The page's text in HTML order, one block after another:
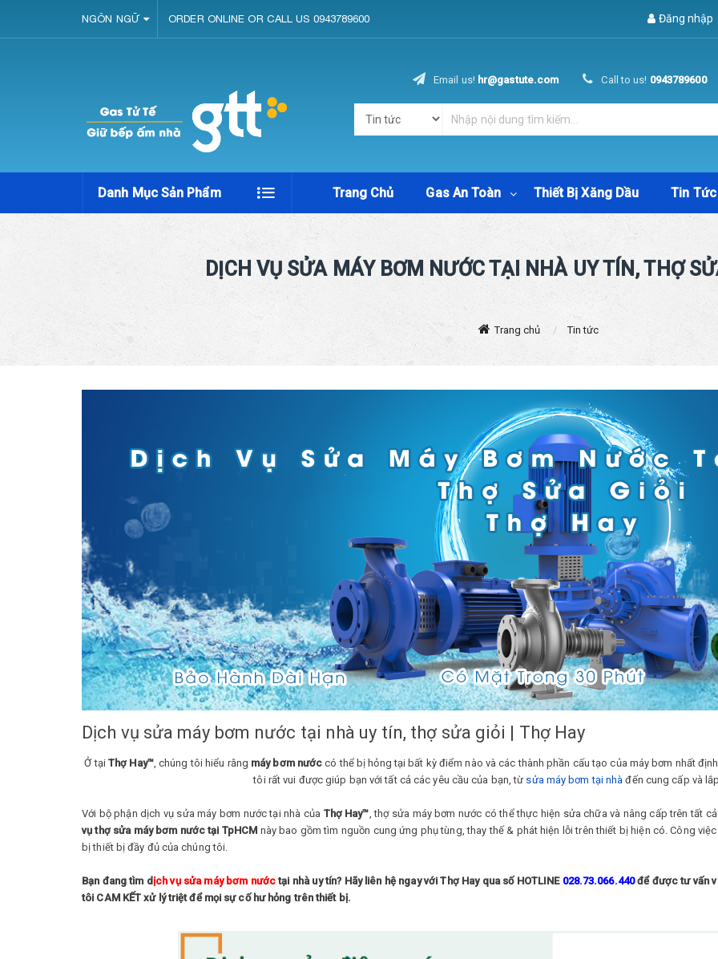
NGÔN NGỮ ORDER ONLINE OR CALL US 0943789600 Đăng nhập
Email us! hr@gastute.com Call to us! 0943789600
Danh Mục Sản Phẩm Trang Chủ Gas An Toàn Thiết Bị Xăng Dầu Tin Tức
DỊCH VỤ SỬA MÁY BƠM NƯỚC TẠI NHÀ UY TÍN, THỢ
Trang chủ Tin tức
Dịch vụ sửa máy bơm nước tại nhà uy tín, thợ sửa giỏi | Thợ Hay
Ở tạiThợ Hay™, chúng tôi hiểu rằng máy bơm nước có thể bị hỏng tại bất kỳ điểm nào và các thành phần cấu tạo của máy bơm nhất
tôi rất vui được giúp bạn với tất cả các yêu cầu của bạn, từ sửa máy bơm tại nhà đến cung cấp và
Với bộ phận dịch vụ sửa máy bơm nước tại nhà của Thợ Hay™, thợ sửa máy bơm nước có thể thực hiện sửa chữa và nâng cấp trên tất
vụ thợ sửa máy bơm nước tại TpHCM này bao gồm tìm nguồn cung ứng phụ tùng, thay thế & phát hiện lỗi trên thiết bị hiện có. Công
bị thiết bị đầy đủ của chúng tôi.
Bạn đang tìm d ịch vụ sửa máy bơm nướctại nhà uy tín? Hãy liên hệ ngay với Thợ Hay qua số HOTLINE 028.73.066.440để được tư vấn
tôi CAM KẾT xử lý triệt để mọi sự cố hư hỏng trên thiết bị.